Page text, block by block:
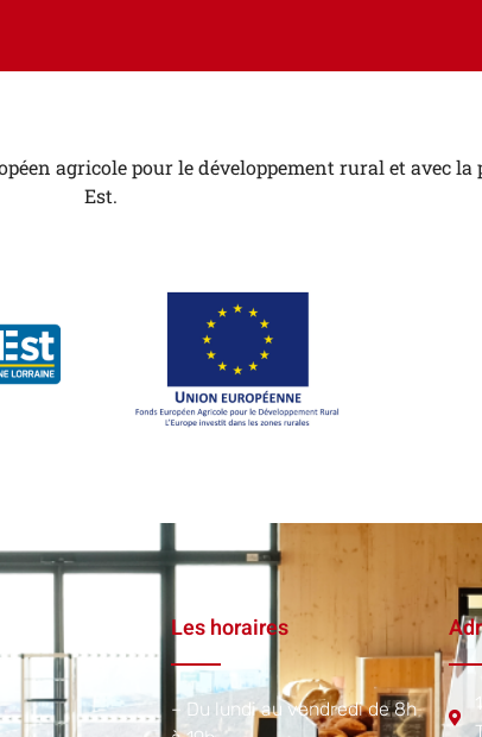
agricole pour le développement rural et avec
Est.
Les horaires
– Du lundi au vendredi de 8h